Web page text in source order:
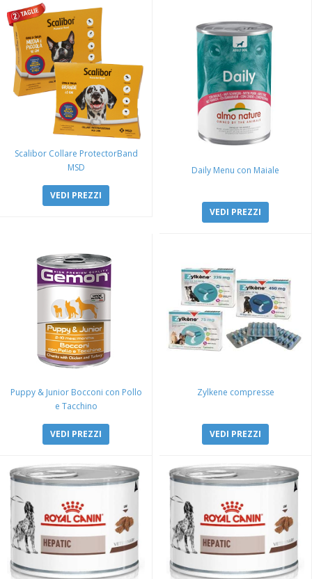
Scalibor Collare ProtectorBand
MSD
VEDI PREZZI
Daily Menu con Maiale
VEDI PREZZI
Puppy & Junior Bocconi con Pollo
e Tacchino
VEDI PREZZI
Zylkene compresse
VEDI PREZZI